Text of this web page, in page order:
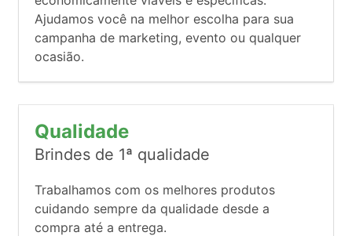
Ajudamos você na melhor escolha para sua
campanha de marketing, evento ou qualquer
ocasião.
Qualidade
Brindes de 1ª qualidade
Trabalhamos com os melhores produtos
cuidando sempre da qualidade desde a
compra até a entrega.